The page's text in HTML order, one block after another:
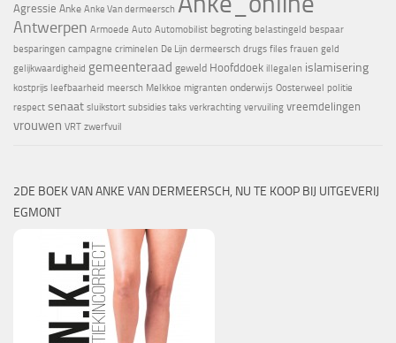
Agressie Anke Anke Van dermeersch
Antwerpen Armoede Auto Automobilist begroting belastingeld bespaar
besparingen campagne criminelen De Lijn dermeersch drugs files frauen geld
gelijkwaardigheid gemeenteraad geweld Hoofddoek illegalen islamisering
kostprijs leefbaarheid meersch Melkkoe migranten onderwijs Oosterweel politie
respect senaat sluikstort subsidies taks verkrachting vervuiling vreemdelingen
vrouwen VRT zwerfvuil
2DE BOEK VAN ANKE VAN DERMEERSCH, NU TE KOOP BIJ UITGEVERIJ
EGMONT